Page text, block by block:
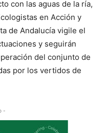
con las aguas de la ría,
en Acción y
de Andalucía vigile el
y seguirán
del conjunto de
por los vertidos de
-